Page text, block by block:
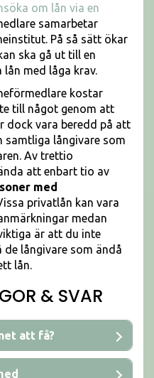
om lån via en
samarbetar
På så sätt ökar
ska gå ut till en
med låga krav.
kostar
till något genom att
dock vara beredd på att
samtliga långivare som
Av trettio
att enbart tio av
med
privatlån kan vara
medan
är att du inte
långivare som ändå
lån.
& SVAR
att få?